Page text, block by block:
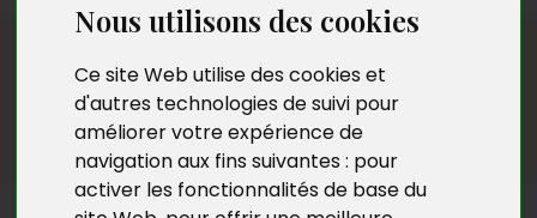
Nous utilisons des cookies
Ce site Web utilise des cookies et
d'autres technologies de suivi pour
améliorer votre expérience de
navigation aux fins suivantes : pour
activer les fonctionnalités de base du
Dédicaces